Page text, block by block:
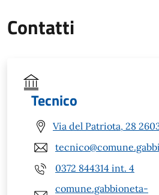
Contatti
Tecnico
Via del Patriota, 28
0372 844314 int. 4
comune.gabbioneta-